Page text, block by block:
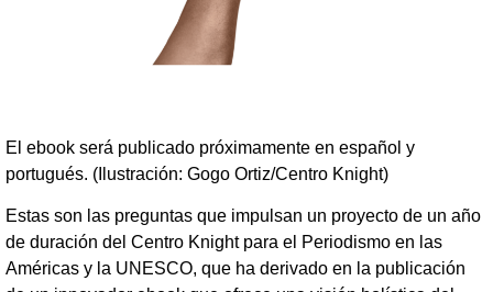
El ebook será publicado próximamente en español y
portugués. (Ilustración: Gogo Ortiz/Centro Knight)
Estas son las preguntas que impulsan un proyecto de un año
de duración del Centro Knight para el Periodismo en las
Américas y la UNESCO, que ha derivado en la publicación